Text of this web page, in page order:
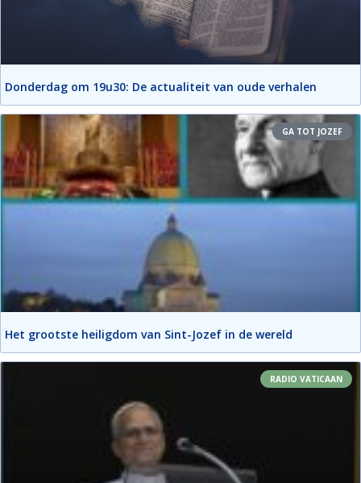
Donderdag om 19u30: De actualiteit van oude verhalen
GA TOT JOZEF
Het grootste heiligdom van Sint-Jozef in de wereld
RADIO VATICAAN